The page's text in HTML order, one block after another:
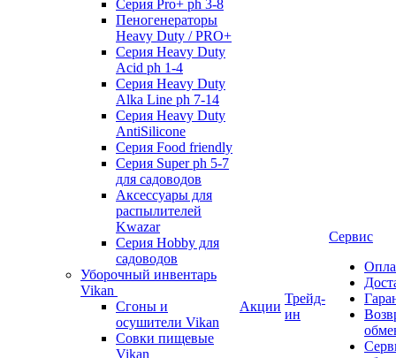
Серия Pro+ ph 3-8
Пеногенераторы
Heavy Duty / PRO+
Серия Heavy Duty
Acid ph 1-4
Серия Heavy Duty
Alka Line ph 7-14
Серия Heavy Duty
AntiSilicone
Серия Food friendly
Серия Super ph 5-7
для садоводов
Аксессуары для
распылителей
Kwazar
Серия Hobby для
садоводов
Уборочный инвентарь
Vikan
Сгоны и
осушители Vikan
Совки пищевые
Vikan
Акции
Трейд-
ин
Сервис